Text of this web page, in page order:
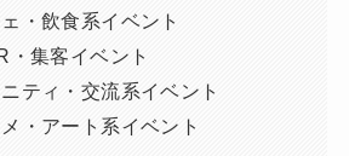
・飲食系イベント
・集客イベント
ティ・交流系イベント
・アート系イベント